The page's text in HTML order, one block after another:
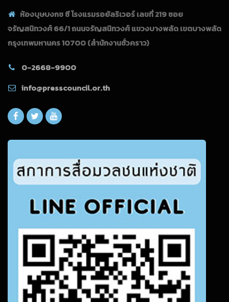
ห้องบุษบงกช ซี โรงแรมรอยัลริเวอร์ เลขที่ 219 ซอย
จรัญสนิทวงศ์ 66/1 ถนนจรัญสนิทวงศ์ แขวงบางพลัด เขตบางพลัด
กรุงเทพมหานคร 10700(สำนักงานชั่วคราว)
0-2668-9900
info@presscouncil.or.th